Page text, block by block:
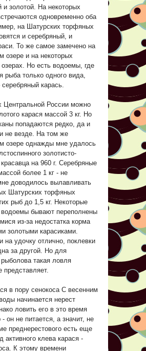
и золотой. На некоторых
одновременно оба
на Шатурских торфяных
и серебряный, и
То же самое замечено на
озере и на некоторых
Но есть водоемы, где
рыба только одного вида,
карась.
Центральной России можно
карася массой 3 кг. Но
попадаются редко, да и
не везде. На том же
озере однажды мне удалось
золотисто-
красавца на 960 г. Серебряные
более 1 кг - не
доводилось вылавливать
Шатурских торфяных
рыб до 1,5 кг. Некоторые
бывают переполнены
из-за недостатка корма
золотыми карасиками.
на удочку отлично, поклевки
за другой. Но для
рыболова такая ловля
представляет.
в пору сенокоса С весенним
начинается нерест
ловить его в это время
- он не питается, а значит, не
преднерестового есть еще
активного клева карася -
К этому времени